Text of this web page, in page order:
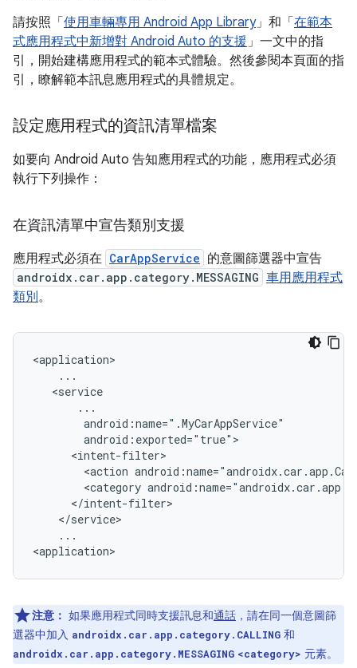
請按照「 使用車輛專用 Android App Library」和「 在範本
式應用程式中新增對 Android Auto 的支援」一文中的指
引，開始建構應用程式的範本式體驗。然後參閱本頁面的指
引，瞭解範本訊息應用程式的具體規定。
設定應用程式的資訊清單檔案
如要向 Android Auto 告知應用程式的功能，應用程式必須
執行下列操作：
在資訊清單中宣告類別支援
應用程式必須在 CarAppService 的意圖篩選器中宣告
androidx.car.app.category.MESSAGING 車用應用程式
類別。
<action
<category
...
注意： 如果應用程式同時支援訊息和通話 ，請在同一個意圖篩
選器中加入 androidx.car.app.category.CALLING 和
androidx.car.app.category.MESSAGING <category> 元素。